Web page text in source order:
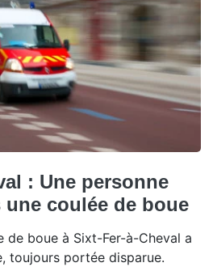
: Une personne
coulée de boue
de boue à Sixt-Fer-à-Cheval a
toujours portée disparue.